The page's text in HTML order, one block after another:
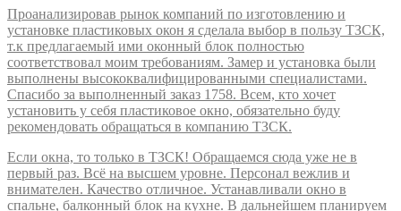
Проанализировав рынок компаний по изготовлению и
установке пластиковых окон я сделала выбор в пользу ТЗСК,
т.к предлагаемый ими оконный блок полностью
соответствовал моим требованиям. Замер и установка были
выполнены высококвалифицированными специалистами.
Спасибо за выполненный заказ 1758. Всем, кто хочет
установить у себя пластиковое окно, обязательно буду
рекомендовать обращаться в компанию ТЗСК.
Если окна, то только в ТЗСК! Обращаемся сюда уже не в
первый раз. Всё на высшем уровне. Персонал вежлив и
внимателен. Качество отличное. Устанавливали окно в
спальне, балконный блок на кухне. В дальнейшем планируем